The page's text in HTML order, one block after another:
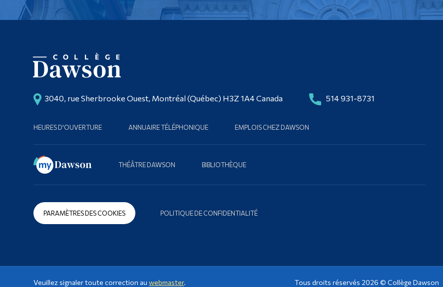
3040, rue Sherbrooke Ouest, Montréal (Québec) H3Z 1A4 Canada 514 931-8731
HEURES D'OUVERTURE ANNUAIRE TÉLÉPHONIQUE EMPLOIS CHEZ DAWSON
THÉÂTRE DAWSON BIBLIOTHÈQUE
PARAMÈTRES DES COOKIES POLITIQUE DE CONFIDENTIALITÉ
Veuillez signaler toute correction auwebmaster. Tous droits réservés 2026 ©Collège Dawson